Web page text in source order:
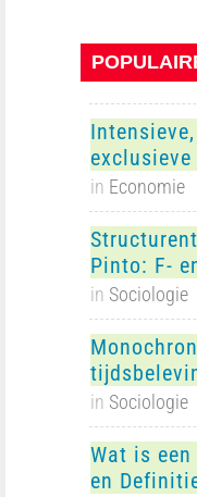
in Economie
Pinto: F-
in Sociologie
in Sociologie
Wat is
en